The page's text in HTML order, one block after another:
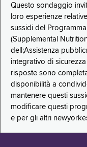
Questo sondaggio
loro esperienze
sussidi del
(Supplemental
dell;Assistenza
integrativo di
risposte sono
disponibilità a
mantenere questi
modificare questi
e per gli altri